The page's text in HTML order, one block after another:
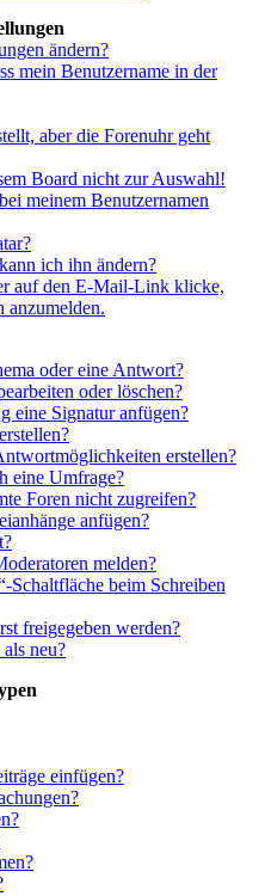
ändern?
mein Benutzername in der
aber die Forenuhr geht
Board nicht zur Auswahl!
meinem Benutzernamen
ich ihn ändern?
auf den E-Mail-Link klicke,
anzumelden.
oder eine Antwort?
oder löschen?
eine Signatur anfügen?
erstellen?
eine Umfrage?
Foren nicht zugreifen?
anfügen?
melden?
Schaltfläche beim Schreiben
freigegeben werden?
neu?
einfügen?